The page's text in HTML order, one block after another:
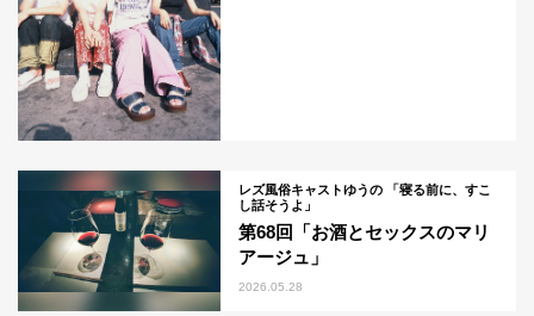
レズ風俗キャストゆうの 「寝る前に、すこ
し話そうよ」
第68回「お酒とセックスのマリ
アージュ」
2026.05.28